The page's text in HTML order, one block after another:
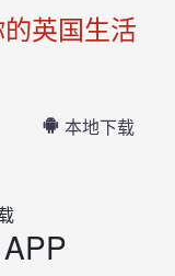
英国生活
本地下载